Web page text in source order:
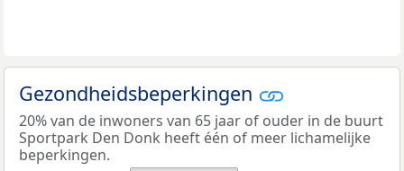
Gezondheidsbeperkingen
20% van de inwoners van 65 jaar of ouder in de buurt
Sportpark Den Donk heeft één of meer lichamelijke
beperkingen.